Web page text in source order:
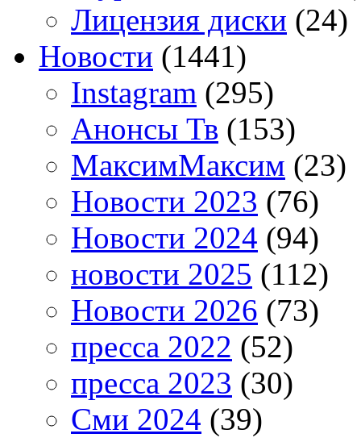
Лицензия диски (24)
Новости (1441)
Instagram (295)
Анонсы Тв (153)
МаксимМаксим (23)
Новости 2023 (76)
Новости 2024 (94)
новости 2025 (112)
Новости 2026 (73)
пресса 2022 (52)
пресса 2023 (30)
Сми 2024 (39)